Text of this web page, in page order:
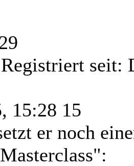
seit:
15:28 15
er noch